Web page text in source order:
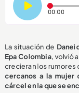
00:00
La situación de
Epa Colombia, volvió
crecieran los rumores
cercanos a la mujer
cárcel en la que se